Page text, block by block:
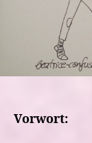
Vorwort: